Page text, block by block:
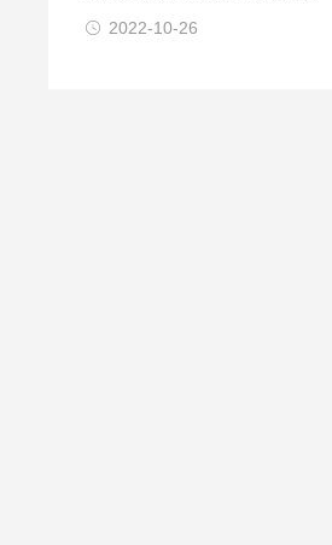
2022-10-26